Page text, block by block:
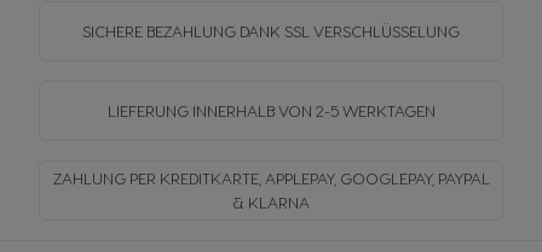
SICHERE BEZAHLUNG DANK SSL VERSCHLÜSSELUNG
LIEFERUNG INNERHALB VON 2-5 WERKTAGEN
ZAHLUNG PER KREDITKARTE, APPLEPAY, GOOGLEPAY, PAYPAL
& KLARNA